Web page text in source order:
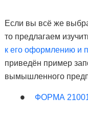
Если вы всё же
то предлагаем
к его оформлению и
приведён пример
вымышленного
ФОРМА